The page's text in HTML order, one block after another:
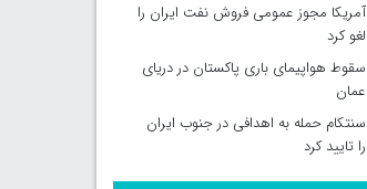
آمریکا مجوز عمومی فروش نفت ایران را
لغو کرد
سقوط هواپیمای باری پاکستان در دریای
عمان
سنتکام حمله به اهدافی در جنوب ایران
را تایید کرد